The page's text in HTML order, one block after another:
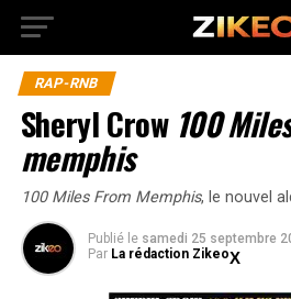
RAP-RNB
Sheryl Crow 100
memphis
100 Miles From Memphis, le nouvel
Publié le samedi 25 septembre
Par La rédaction Zikeo